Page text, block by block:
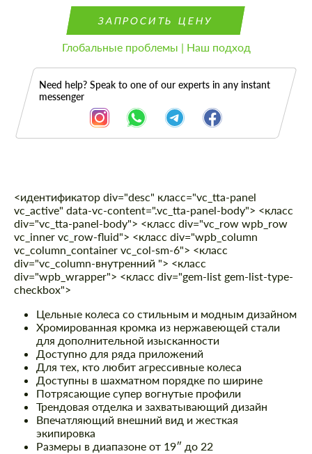
ЗАПРОСИТЬ ЦЕНУ
Глобальные проблемы | Наш подход
Need help? Speak to one of our experts in any instant
messenger
Описание
<идентификатор div="desc" класс="vc_tta-panel
vc_active" data-vc-content=".vc_tta-panel-body"> <класс
div="vc_tta-panel-body"> <класс div="vc_row wpb_row
vc_inner vc_row-fluid"> <класс div="wpb_column
vc_column_container vc_col-sm-6"> <класс
div="vc_column-внутренний "> <класс
div="wpb_wrapper"> <класс div="gem-list gem-list-type-
checkbox">
Цельные колеса со стильным и модным дизайном
Хромированная кромка из нержавеющей стали
для дополнительной изысканности
Доступно для ряда приложений
Для тех, кто любит агрессивные колеса
Доступны в шахматном порядке по ширине
Потрясающие супер вогнутые профили
Трендовая отделка и захватывающий дизайн
Впечатляющий внешний вид и жесткая
экипировка
Размеры в диапазоне от 19″ до 22